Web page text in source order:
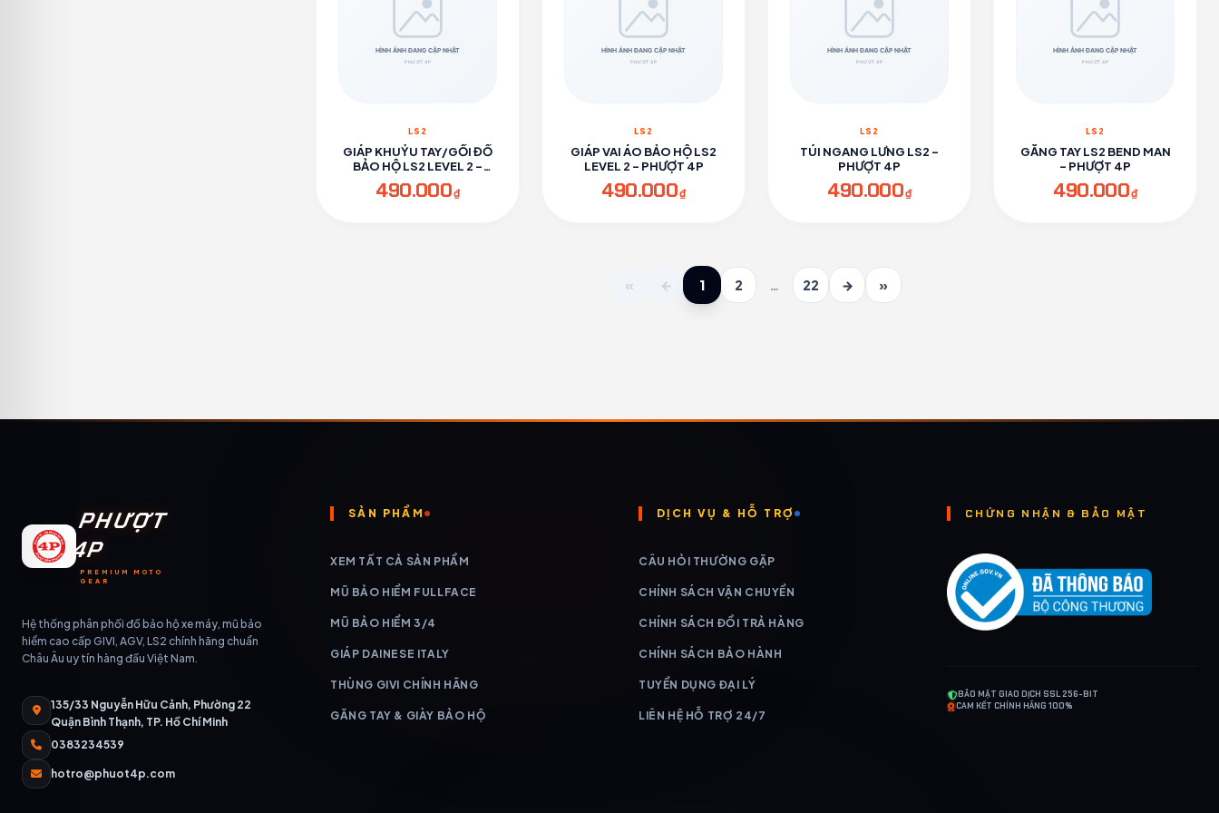
LS2
GIÁP KHUỶU TAY/GỐI ĐỒ
BẢO HỘ LS2 LEVEL 2 -
PHƯỢT 4P
490.000₫
LS2
GIÁP VAI ÁO BẢO HỘ LS2
LEVEL 2 - PHƯỢT 4P
490.000₫
LS2
TÚI NGANG LƯNG LS2 -
PHƯỢT 4P
490.000₫
LS2
GĂNG TAY LS2 BEND MAN
- PHƯỢT 4P
490.000₫
« ← 1 2 … 22 → »
PHƯỢT
4P
PREMIUM MOTO
GEAR
Hệ thống phân phối đồ bảo hộ xe máy, mũ bảo
hiểm cao cấp GIVI, AGV, LS2 chính hãng chuẩn
Châu Âu uy tín hàng đầu Việt Nam.
135/33 Nguyễn Hữu Cảnh, Phường 22
Quận Bình Thạnh, TP. Hồ Chí Minh
0383234539
hotro@phuot4p.com
SẢN PHẨM
XEM TẤT CẢ SẢN PHẨM
MŨ BẢO HIỂM FULLFACE
MŨ BẢO HIỂM 3/4
GIÁP DAINESE ITALY
THÙNG GIVI CHÍNH HÃNG
GĂNG TAY & GIÀY BẢO HỘ
DỊCH VỤ & HỖ TRỢ
CÂU HỎI THƯỜNG GẶP
CHÍNH SÁCH VẬN CHUYỂN
CHÍNH SÁCH ĐỔI TRẢ HÀNG
CHÍNH SÁCH BẢO HÀNH
TUYỂN DỤNG ĐẠI LÝ
LIÊN HỆ HỖ TRỢ 24/7
CHỨNG NHẬN & BẢO MẬT
BẢO MẬT GIAO DỊCH SSL 256-BIT
CAM KẾT CHÍNH HÃNG 100%